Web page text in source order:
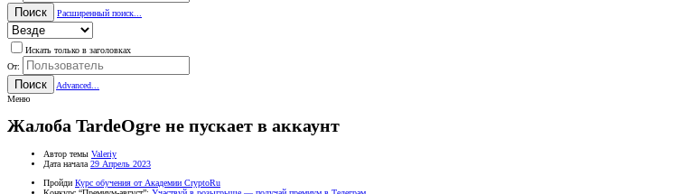
Поиск Расширенный поиск...
Искать только в заголовках
От:
Поиск
Advanced...
Меню
Жалоба TardeOgre не пускает в аккаунт
Автор темы Valeriy
Дата начала 29 Апрель 2023
Пройди Курс обучения от Академии CryptoRu